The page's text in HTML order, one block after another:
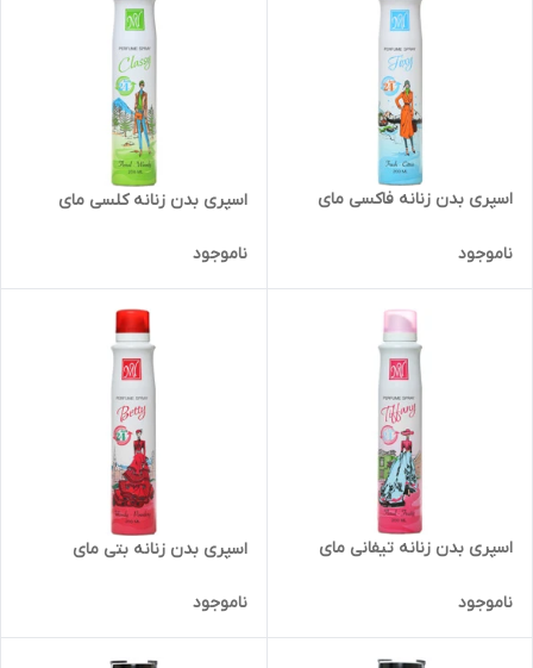
اسپری بدن زنانه فاکسی مای
ناموجود
اسپری بدن زنانه کلسی مای
ناموجود
اسپری بدن زنانه تیفانی مای
ناموجود
اسپری بدن زنانه بتی مای
ناموجود